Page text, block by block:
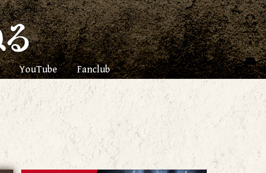
YouTube Fanclub